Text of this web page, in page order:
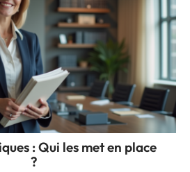
: Qui les met en place
?